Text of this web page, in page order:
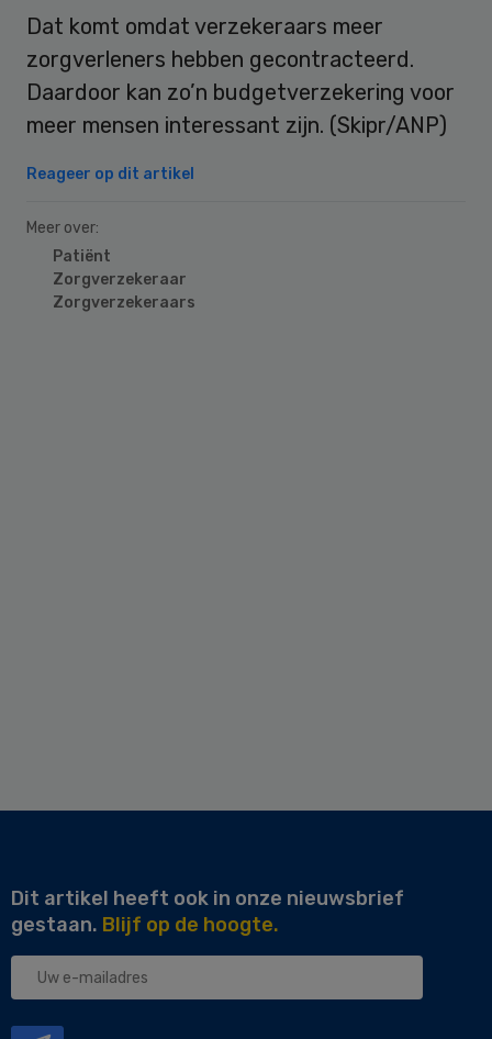
Dat komt omdat verzekeraars meer
zorgverleners hebben gecontracteerd.
Daardoor kan zo’n budgetverzekering voor
meer mensen interessant zijn. (Skipr/ANP)
Reageer op dit artikel
Meer over:
Patiënt
Zorgverzekeraar
Zorgverzekeraars
Dit artikel heeft ook in onze nieuwsbrief
gestaan. Blijf op de hoogte.
Uw